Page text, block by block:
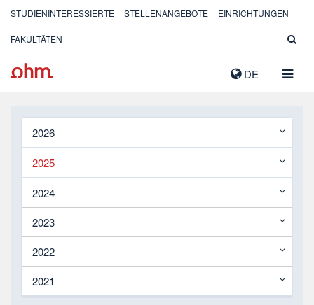
DE
STUDIENINTERESSIERTE STELLENANGEBOTE EINRICHTUNGEN
FAKULTÄTEN
2026
2025
2024
2023
2022
2021